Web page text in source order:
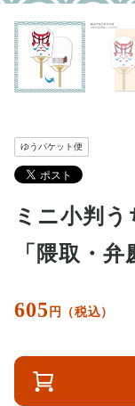
ゆうパケット便
ミニ小判
「隈取・弁
605 円（税込）